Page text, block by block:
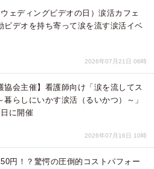
ェディングビデオの日）涙活カフェ
ビデオを持ち寄って涙を流す涙活イベ
2026年07月21日 06時
協会主催】看護師向け「涙を流してス
暮らしにいかす涙活（るいかつ）～」
に開催
2026年07月16日 10時
円！？驚愕の圧倒的コストパフォー